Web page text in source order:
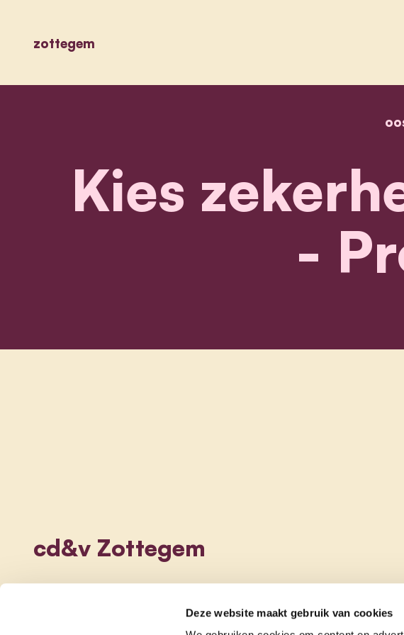
Deze website maakt gebruik van cookies
zottegem
Kies
-
cd&v Zottegem